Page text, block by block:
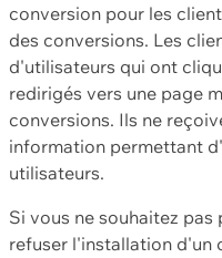
conversion pour les
des conversions. Les
d'utilisateurs qui ont
redirigés vers une page
conversions. Ils ne
information permettant
utilisateurs.
Si vous ne souhaitez
refuser l'installation d'un